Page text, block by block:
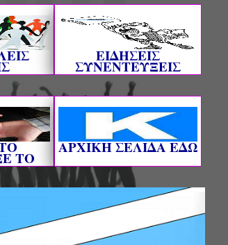
ΕΙΔΗΣΕΙΣ
ΣΥΝΕΝΤΕΥΞΕΙΣ
ΤΟ
AΡΧΙΚΗ ΣΕΛΙΔΑ ΕΔΩ